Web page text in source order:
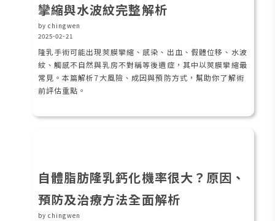
攣縮與水波紋完整解析
by chingwen
2025-02-21
隆乳手術可能出現莢膜攣縮、感染、出血、假體位移、水波
紋、觸感不自然與乳房不對稱等後遺症，其中以莢膜攣縮最
常見。本篇解析7大風險、成因與預防方式，幫助你了解術
前評估重點。
自體脂肪隆乳鈣化機率很大？原因、
預防及治療方法全面解析
by chingwen